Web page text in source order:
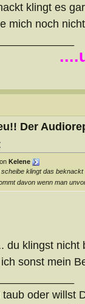
klingt es
mich noch
Der
Kelene
klingt das beknackt
davon wenn man
du klingst nicht
sonst mein
taub oder willst